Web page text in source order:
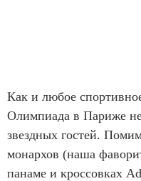
Как и любое
Олимпиада в Париже не
звездных гостей.
монархов (наша
панаме и кроссовках